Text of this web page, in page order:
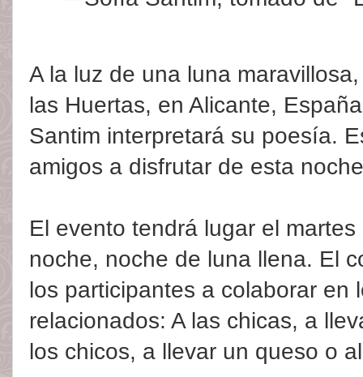
A la luz de una luna
las Huertas, en Alicante,
Santim interpretará su poesía.
amigos a disfrutar de esta
El evento tendrá lugar el
noche, noche de luna llena. El
los participantes a colaborar en
relacionados: A las chicas, a
los chicos, a llevar un queso o